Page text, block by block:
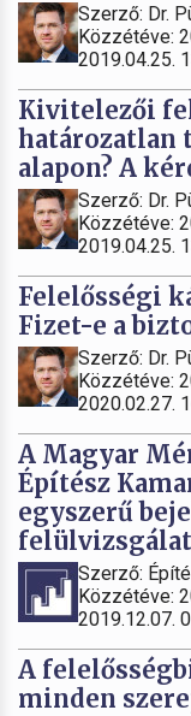
Szerző: Dr.
Közzétéve:
2019.04.25.
Kivitelezői
határozatlan
alapon? A
Szerző: Dr.
Közzétéve:
2019.04.25.
Felelősségi
Fizet-e a
Szerző: Dr.
Közzétéve:
2020.02.27.
A Magyar
Építész
egyszerű
Szerző:
Közzétéve:
2019.12.07.
A
minden